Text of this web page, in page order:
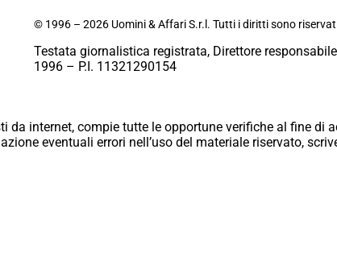
© 1996 – 2026 Uomini & Affari S.r.l. Tutti i diritti sono
Testata giornalistica registrata, Direttore
1996 – P.I. 11321290154
internet, compie tutte le opportune verifiche al fine di
eventuali errori nell’uso del materiale riservato,